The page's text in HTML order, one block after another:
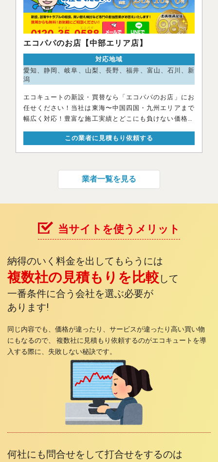
エコパパのお店【中部エリア店】
対応地域
愛知、静岡、岐阜、山梨、長野、福井、富山、石川、新
潟
エコキュートの新設・買替なら「エコパパのお店」にお
任せください！当社は東海〜中国四国・九州エリアまで
幅広く対応！豊富な施工実績とどこにも負けない価格で
この業者に見積もり依頼する
業者一覧を見る
当サイトを使うメリット
納得のいく料金を出してもらうには
複数社の見積もりを比較 して
一番条件に合う会社を選ぶ必要が
あります!
同じ内容でも、価格が違ったり、サービスが違ったり高い買い物
にもなるので、 複数社に見積もり依頼するのがエコキュートを導
入する際に、失敗しない秘訣です。
何社にも問合せをして打合せをするのは